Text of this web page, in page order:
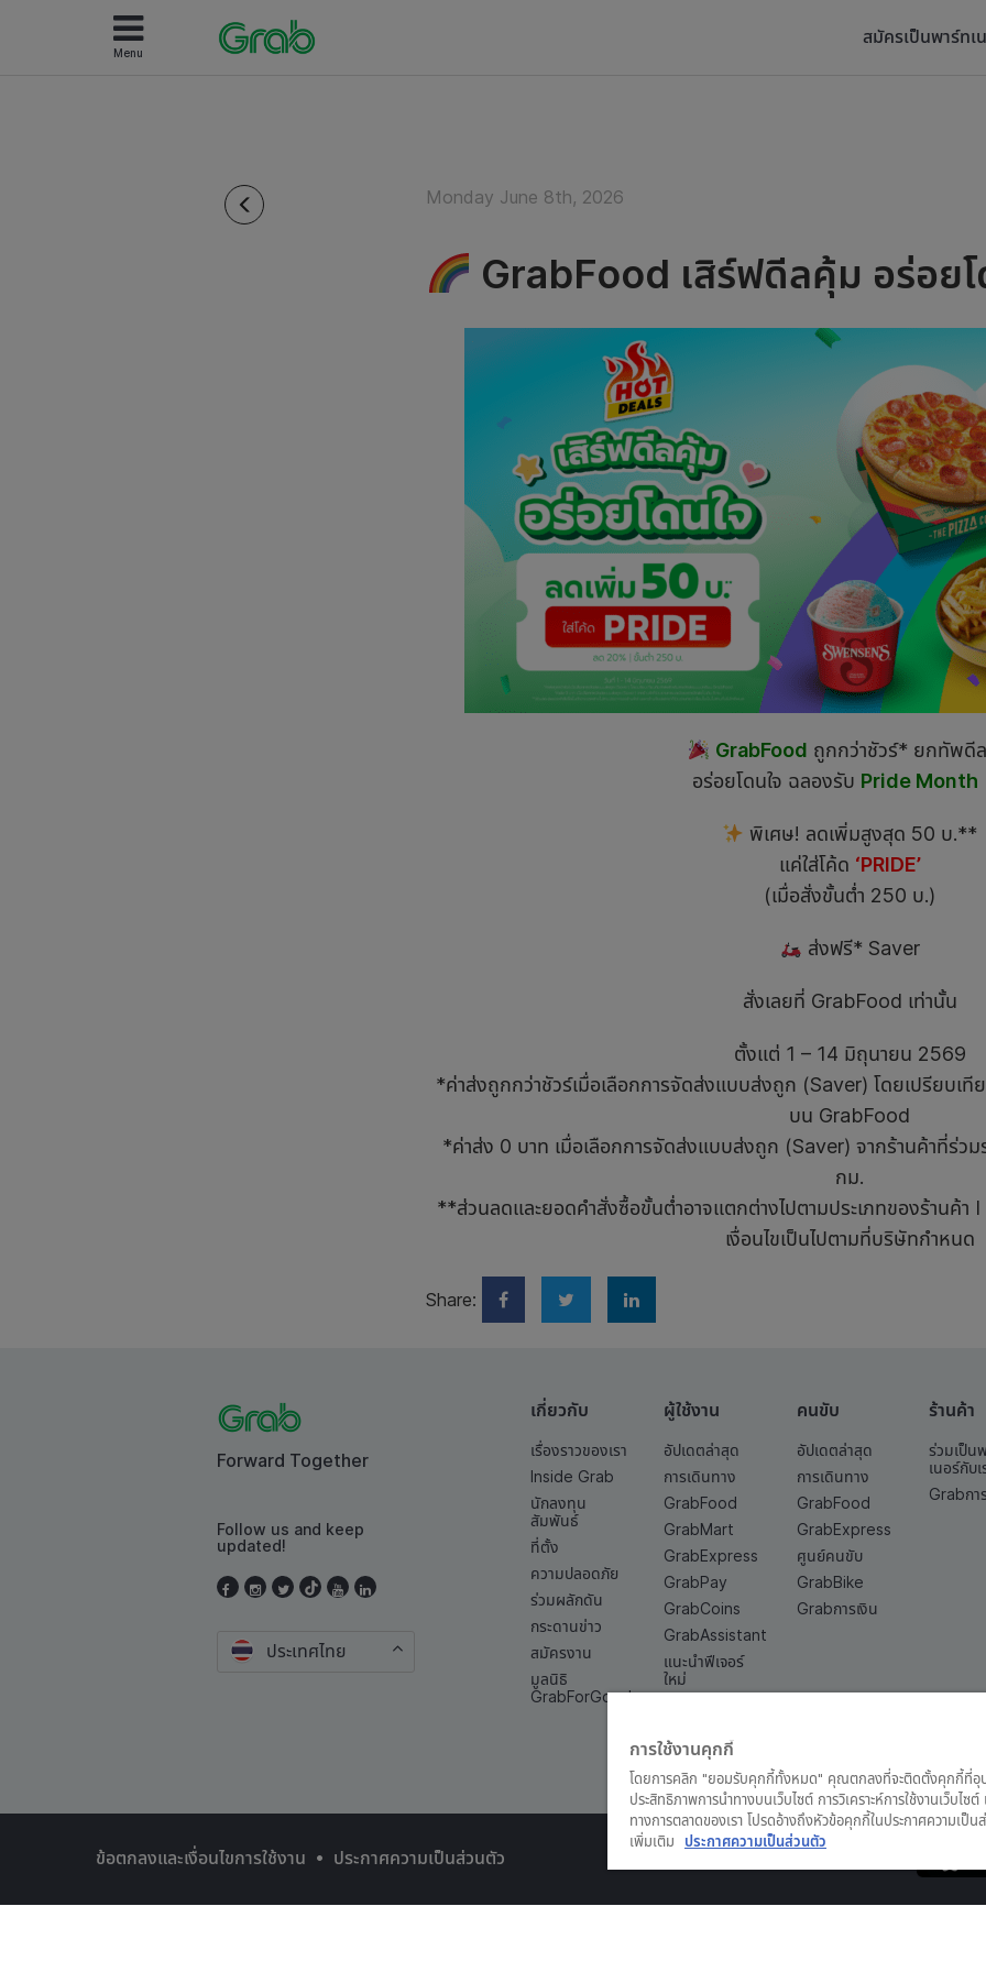
Menu
สมัครเป็นพาร์ทเ
Monday June 8th, 2026
GrabFood เสิร์ฟดีลคุ้ม อร่อย
GrabFood ถูกกว่าชัวร์* ยกทัพดี
อร่อยโดนใจ ฉลองรับ Pride Month
พิเศษ! ลดเพิ่มสูงสุด 50 บ.**
แค่ใส่โค้ด ‘PRIDE’
(เมื่อสั่งขั้นต่ำ 250 บ.)
ส่งฟรี* Saver
สั่งเลยที่ GrabFood เท่านั้น
ตั้งแต่ 1 – 14 มิถุนายน 2569
*ค่าส่งถูกกว่าชัวร์เมื่อเลือกการจัดส่งแบบส่งถูก (Saver) โดยเปรียบเ
บน GrabFood
*ค่าส่ง 0 บาท เมื่อเลือกการจัดส่งแบบส่งถูก (Saver) จากร้านค้าที่ร่วม
กม.
**ส่วนลดและยอดคำสั่งซื้อขั้นต่ำอาจแตกต่างไปตามประเภทของร้านค้า I
เงื่อนไขเป็นไปตามที่บริษัทกำหนด
Share:
Forward Together
Follow us and keep
updated!
ประเทศไทย
เกี่ยวกับ
เรื่องราวของเรา
Inside Grab
นักลงทุน
สัมพันธ์
ที่ตั้ง
ความปลอดภัย
ร่วมผลักดัน
กระดานข่าว
สมัครงาน
มูลนิธิ
GrabForGood
ผู้ใช้งาน
อัปเดตล่าสุด
การเดินทาง
GrabFood
GrabMart
GrabExpress
GrabPay
GrabCoins
GrabAssistant
แนะนำฟีเจอร์
ใหม่
คนขับ
อัปเดตล่าสุด
การเดินทาง
GrabFood
GrabExpress
ศูนย์คนขับ
GrabBike
Grabการเงิน
ร้านค้า
ร่วมเป็น
เนอร์กับเ
Grabกา
ข้อตกลงและเงื่อนไขการใช้งาน • ประกาศความเป็นส่วนตัว
การใช้งานคุกกี้
โดยการคลิก "ยอมรับคุกกี้ทั้งหมด" คุณตกลงที่จะติดตั้งคุกกี้ที่
ประสิทธิภาพการนำทางบนเว็บไซต์ การวิเคราะห์การใช้งานเว็บไ
ทางการตลาดของเรา โปรดอ้างถึงหัวข้อคุกกี้ในประกาศความเป็น
เพิ่มเติม
ประกาศความเป็นส่วนตัว